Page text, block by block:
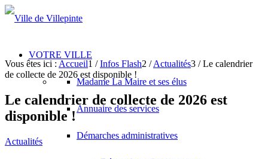
VOTRE VILLE
Madame La Maire et ses élus
Annuaire des services
Démarches administratives
Vous êtes ici : Accueil1 / Infos Flash2 / Actualités3 / Le calendrier
de collecte de 2026 est disponible !
Le calendrier de collecte de 2026 est
disponible !
Actualités